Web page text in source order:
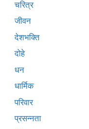
चरित्र
जीवन
देशभक्ति
दोहे
धन
धार्मिक
परिवार
प्रसन्नता